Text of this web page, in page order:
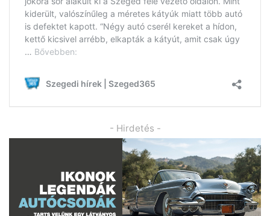
- Hirdetés -